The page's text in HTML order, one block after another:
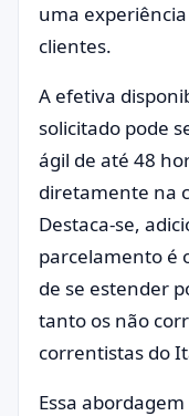
uma
clientes.
A efetiva
solicitado pode
ágil de até 48
diretamente na
Destaca-se,
parcelamento é
de se estender
tanto os não
correntistas do
Essa